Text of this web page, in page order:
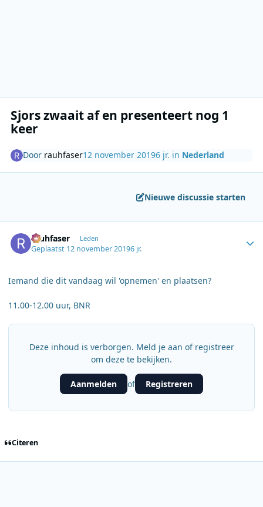
Sjors zwaait af en presenteert nog 1
keer
Door rauhfaser12 november 20196 jr. in Nederland
Nieuwe discussie starten
rauhfaser Leden
Geplaatst 12 november 20196 jr.
Iemand die dit vandaag wil 'opnemen' en plaatsen?
11.00-12.00 uur, BNR
Deze inhoud is verborgen. Meld je aan of registreer
om deze te bekijken.
Aanmelden of Registreren
Citeren